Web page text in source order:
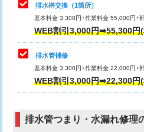
コンクリート斫り（厚さ10㎝まで）
コンクリート斫り（厚さ10㎝超え
モルタル補修（厚さ10㎝まで）
モルタル補修（厚さ10㎝超え）
追加人工
交換・取付(単水栓（壁付・デッキ
式）)
交換・取付(混合水栓（壁付・デッ
式・ワンホール）)
交換・取付(排水栓・排水トラップ
交換・取付（その他部品）
排水桝交換（1箇所）
基本料金 3,300円+作業料金 55,000円+
WEB割引3,000円➡55,300円
排水管補修
基本料金 3,300円+作業料金 22,000円+
WEB割引3,000円➡22,300円
排水管つまり・水漏れ修理